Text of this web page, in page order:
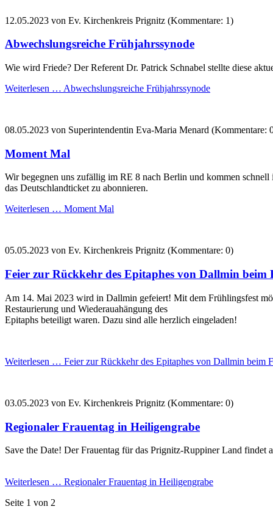
12.05.2023 von Ev. Kirchenkreis Prignitz (Kommentare: 1)
Abwechslungsreiche Frühjahrssynode
Wie wird Friede? Der Referent Dr. Patrick Schnabel stellte diese
Weiterlesen … Abwechslungsreiche Frühjahrssynode
08.05.2023 von Superintendentin Eva-Maria Menard (Kommentare:
Moment Mal
Wir begegnen uns zufällig im RE 8 nach Berlin und kommen
das Deutschlandticket zu abonnieren.
Weiterlesen … Moment Mal
05.05.2023 von Ev. Kirchenkreis Prignitz (Kommentare: 0)
Feier zur Rückkehr des Epitaphes von Dallmin beim
Am 14. Mai 2023 wird in Dallmin gefeiert! Mit dem Frühlingsfest
Restaurierung und Wiederauahängung des
Epitaphs beteiligt waren. Dazu sind alle herzlich eingeladen!
Weiterlesen … Feier zur Rückkehr des Epitaphes von Dallmin beim
03.05.2023 von Ev. Kirchenkreis Prignitz (Kommentare: 0)
Regionaler Frauentag in Heiligengrabe
Save the Date! Der Frauentag für das Prignitz-Ruppiner Land
Weiterlesen … Regionaler Frauentag in Heiligengrabe
Seite 1 von 2